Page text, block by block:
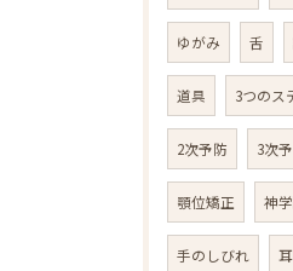
ゆがみ 舌
道具 3つのス
2次予防 3次
顎位矯正 神
手のしびれ